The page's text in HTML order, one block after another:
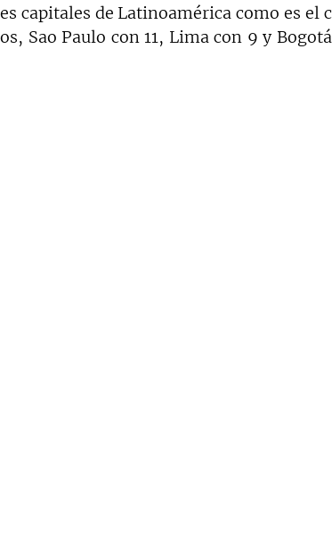
capitales de Latinoamérica como es el
Sao Paulo con 11, Lima con 9 y